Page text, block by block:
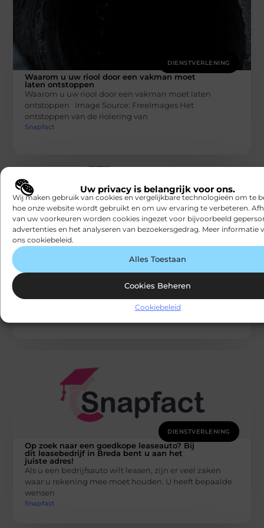
Uw privacy is belangrijk voor ons.
Wij maken gebruik van cookies en vergelijkbare technologieën om te
hoe onze website wordt gebruikt en om uw ervaring te verbeteren.
van uw voorkeuren worden cookies ingezet voor bijvoorbeeld
advertenties en het analyseren van bezoekersgedrag. Meer informatie
ons cookiebeleid.
Alles Toestaan
Cookies Beheren
Cookiebeleid
DIENSTVERLENING
Waarom u uw riool door een vakman moet
laten ontstoppen
Waarom u uw riool door een vakman moet laten
ontstoppen Image Source: FreeImages‍ Het
ontstoppen van de riolering van
Snapfact
DIENSTVERLENING
Melatonine is een hormoon, dat van nature ook door
het lichaam wordt aangemaakt. Het wordt gedurende
DIENSTVERLENING
Op zoek naar een goedkope leaseauto? Bij
dit leasebedrijf in Breda bent u aan het
juiste adres!
Als u een bedrijfsauto wilt leasen, zijn er veel zaken
waar u rekening mee moet houden. U heeft bepaalde
wensen
Snapfact